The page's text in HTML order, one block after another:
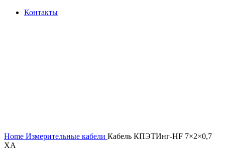
Контакты
Home Измерительные кабели Кабель КПЭТИнг-HF 7×2×0,7
ХА